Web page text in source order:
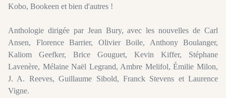
Kobo, Bookeen et bien d'autres !
Anthologie dirigée par Jean Bury, avec les nouvelles de Carl
Ansen, Florence Barrier, Olivier Boile, Anthony Boulanger,
Kaliom Geefker, Brice Gouguet, Kevin Kiffer, Stéphane
Lavenère, Mélaine Naël Legrand, Ambre Melifol, Émilie Milon,
J. A. Reeves, Guillaume Sibold, Franck Stevens et Laurence
Vigne.